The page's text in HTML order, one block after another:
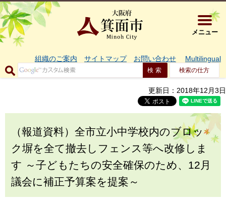
大阪府箕
メニュー
組織のご案内 サイトマップ お問い合わせ Multilingual
検索の仕方
更新日：2018年12月3日
（報道資料）全市立小中学校内のブロッ
ク塀を全て撤去しフェンス等へ改修しま
す ～子どもたちの安全確保のため、12月
議会に補正予算案を提案～